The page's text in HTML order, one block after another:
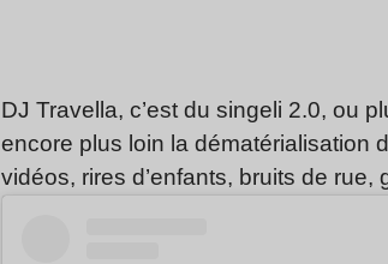
DJ Travella, c’est du singeli 2.0, ou
encore plus loin la dématérialisation
vidéos, rires d’enfants, bruits de rue,